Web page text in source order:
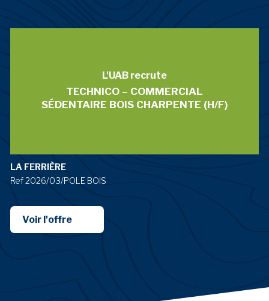
L'UAB recrute
TECHNICO – COMMERCIAL
SÉDENTAIRE BOIS CHARPENTE (H/F)
LA FERRIÈRE
Ref 2026/03/POLE BOIS
Voir l'offre